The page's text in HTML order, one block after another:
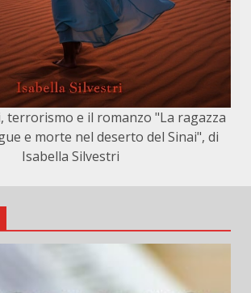
terrorismo e il romanzo "La ragazza
e morte nel deserto del Sinai", di
Isabella Silvestri